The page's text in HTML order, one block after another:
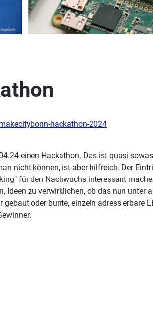
hackathon-2024
einen Hackathon. Das ist quasi
nicht können, ist aber hilfreich. Der
für den Nachwuchs interessant
Ideen zu verwirklichen, ob das nun unter
oder bunte, einzeln